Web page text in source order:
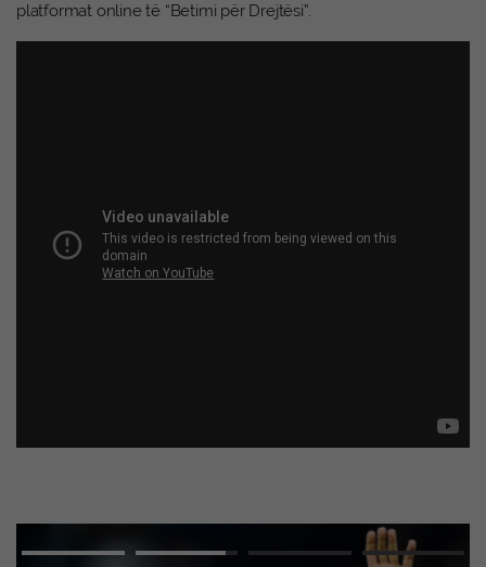
platformat online të “Betimi për Drejtësi”.
Advertisement